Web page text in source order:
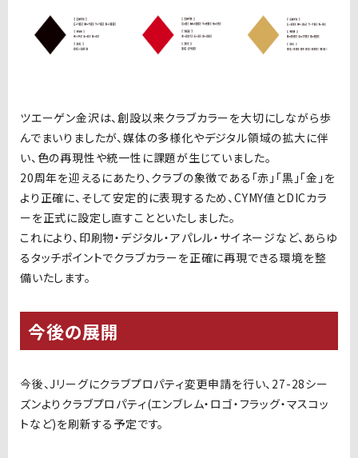
ツエーゲン金沢は、創設以来クラブカラーを大切にしながら歩
んでまいりましたが、媒体の多様化やデジタル領域の拡大に伴
い、色の再現性や統一性に課題が生じていました。
20周年を迎えるにあたり、クラブの象徴である「赤」「黒」「金」を
より正確に、そして安定的に表現するため、CYMY値とDICカラ
ーを正式に設定し直すことといたしました。
これにより、印刷物・デジタル・アパレル・サイネージなど、あらゆ
るタッチポイントでクラブカラーを正確に再現できる環境を整
備いたします。
今後の展開
今後、Jリーグにクラブプロパティ変更申請を行い、27-28シー
ズンよりクラブプロパティ(エンブレム・ロゴ・フラッグ・マスコッ
トなど)を刷新する予定です。